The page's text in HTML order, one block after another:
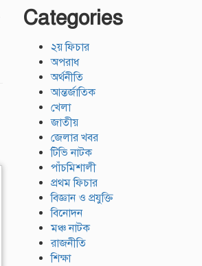
Categories
২য় ফিচার
অপরাধ
অর্থনীতি
আন্তর্জাতিক
খেলা
জাতীয়
জেলার খবর
টিভি নাটক
পাঁচমিশালী
প্রথম ফিচার
বিজ্ঞান ও প্রযুক্তি
বিনোদন
মঞ্চ নাটক
রাজনীতি
শিক্ষা